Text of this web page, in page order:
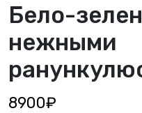
Бело-
нежными
8900₽